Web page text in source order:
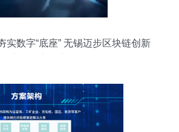
实数字“底座” 无锡迈步区块链创新